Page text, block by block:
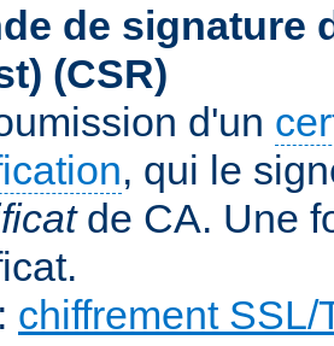
de signature
(CSR)
d'un
, qui le
de CA. Une
chiffrement SSL/